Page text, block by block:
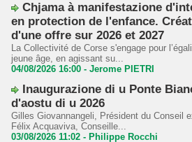
Chjama à manifestazione
en protection de l'enfance.
d'une offre sur 2026 et 2027
La Collectivité de Corse s'engage pour
jeune âge, en agissant su...
04/08/2026 16:00 - Jerome PIETRI
Inaugurazione di u Ponte
d'aostu di u 2026
Gilles Giovannangeli, Président du Conseil
Félix Acquaviva, Conseille...
03/08/2026 11:02 - Philippe Rocchi